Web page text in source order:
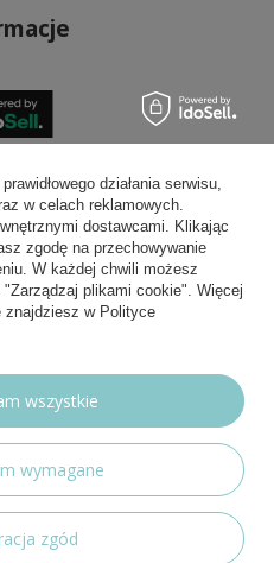
płatności
dostawa
zaufać
działania serwisu,
w celach reklamowych.
dostawcami. Klikając
zgodę na przechowywanie
W każdej chwili możesz
"Zarządzaj plikami cookie". Więcej
znajdziesz w Polityce
wymagane
zgód
wszystkie